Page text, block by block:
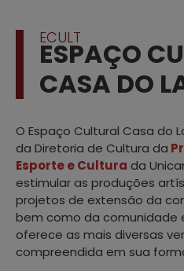
ECULT
ESPAÇO
CASA DO
O Espaço Cultural Casa do
da Diretoria de Cultura da
Esporte e Cultura da
estimular as produções
projetos de extensão da
bem como da comunidade
oferece as mais diversas
compreendida em sua